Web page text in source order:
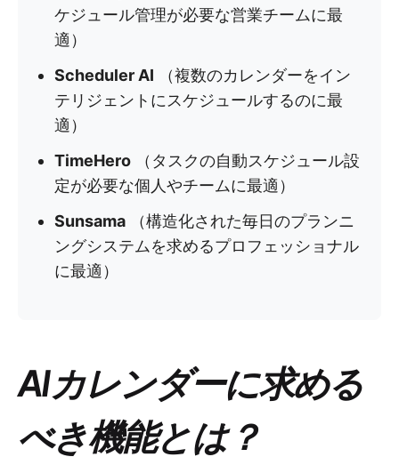
ケジュール管理が必要な営業チームに最
適）
Scheduler AI （複数のカレンダーをイン
テリジェントにスケジュールするのに最
適）
TimeHero （タスクの自動スケジュール設
定が必要な個人やチームに最適）
Sunsama （構造化された毎日のプランニ
ングシステムを求めるプロフェッショナル
に最適）
AIカレンダーに求める
べき機能とは？